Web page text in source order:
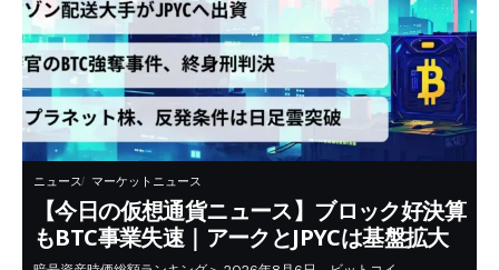
ニュース マーケットニュース
【今日の仮想通貨ニュース】ブロック好決算
もBTC事業失速｜アークとJPYCは基盤拡大